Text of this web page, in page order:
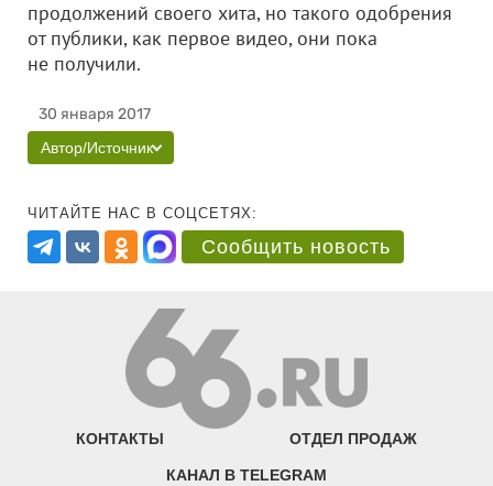
продолжений своего хита, но такого одобрения
от публики, как первое видео, они пока
не получили.
30 января 2017
Автор/Источник
ЧИТАЙТЕ НАС В СОЦСЕТЯХ:
Сообщить новость
КОНТАКТЫ ОТДЕЛ ПРОДАЖ
КАНАЛ В TELEGRAM